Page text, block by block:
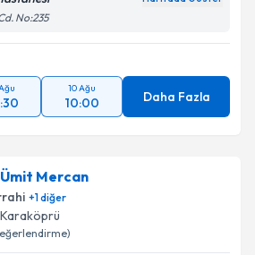
No:235
10 Ağu
10:00 Daha Fazla
Mercan
+1diğer
Karaköprü